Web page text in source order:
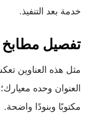
خدمة بعد التنفيذ.
تفصيل
مثل هذه العناوين
العنوان وحده
مكتوبًا وبنودًا واضحة.